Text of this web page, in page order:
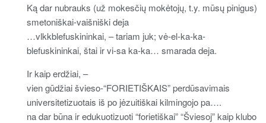
Ką dar nubrauks (už mokesčių mokėtojų, t.y. mūsų pinigus)
smetoniškai-vaišniški deja
…vlkkblefuskininkai, – tariam juk; vė-el-ka-ka-
blefuskininkai, štai ir vi-sa ka-ka… smarada deja.
Ir kaip erdžiai, –
vien gūdžiai švieso-“FORIETIŠKAIS” perdūsavimais
universitetizuotais iš po jėzuitiškai kilmingojo pa….
na dar būna ir edukuotizuoti “forietiškai” “Šviesoj” kaip klubo